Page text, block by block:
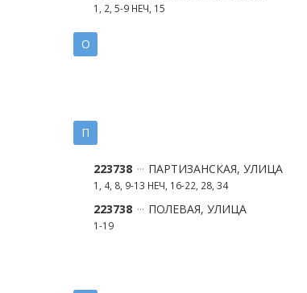
1, 2, 5-9 НЕЧ, 15
О
П
223738 ПАРТИЗАНСКАЯ, УЛИЦА
1, 4, 8, 9-13 НЕЧ, 16-22, 28, 34
223738 ПОЛЕВАЯ, УЛИЦА
1-19